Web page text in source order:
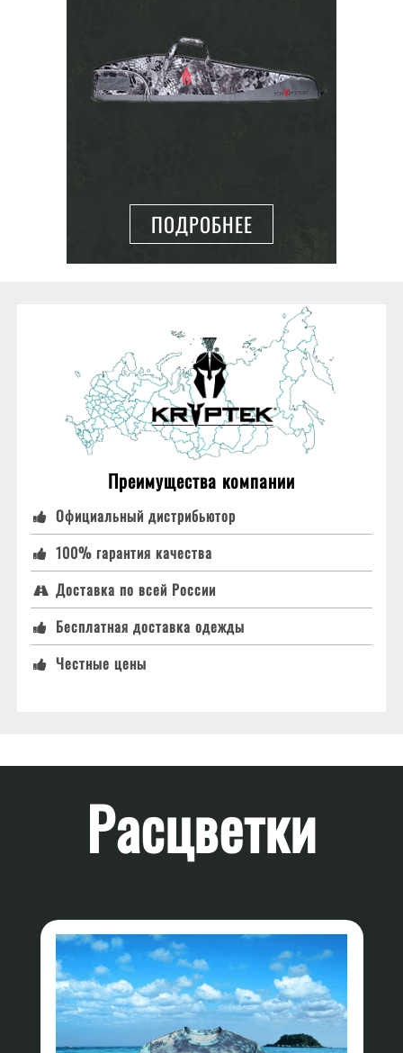
ПОДРОБНЕЕ
Преимущества компании
Официальный дистрибьютор
100% гарантия качества
Доставка по всей России
Бесплатная доставка одежды
Честные цены
Расцветки